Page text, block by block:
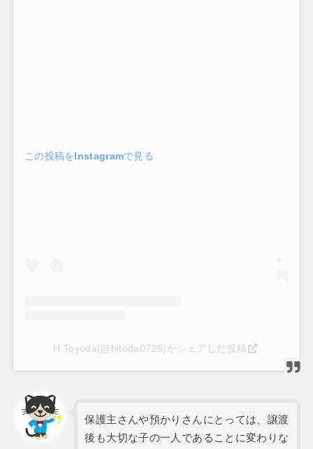
この投稿をInstagramで見る
H.Toyoda(@hitoda0725)がシェアした投稿
保護主さんや預かりさんにとっては、譲渡
後も大切な子の一人であることに変わりな